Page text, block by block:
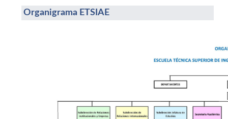
Organigrama ETSIAE